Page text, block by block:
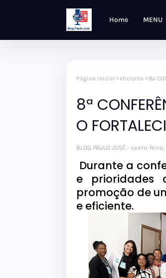
Home MENU
Página inicial eficiente 8ª
8ª
O
BLOG PAULO JOSÉ sexta-feira,
Durante a
e prioridades
promoção de
e eficiente.